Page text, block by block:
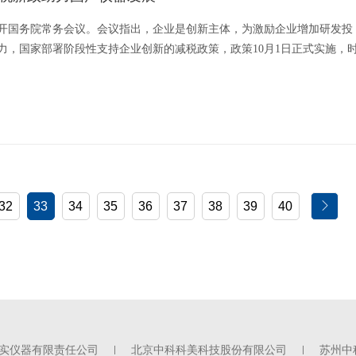
国务院常务会议。会议指出，企业是创新主体，为激励企业增加研发投
，国家部署阶段性支持企业创新的减税政策，政策10月1日正式实施，
33 34 35 36 37 38 39 40
仪器有限责任公司 北京中科科美科技股份有限公司 苏州中